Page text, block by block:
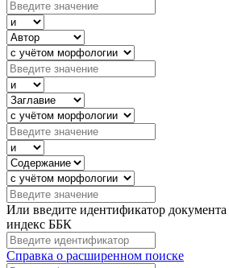
Или введите идентификатор
индекс ББК
Справка о расширенном поиске